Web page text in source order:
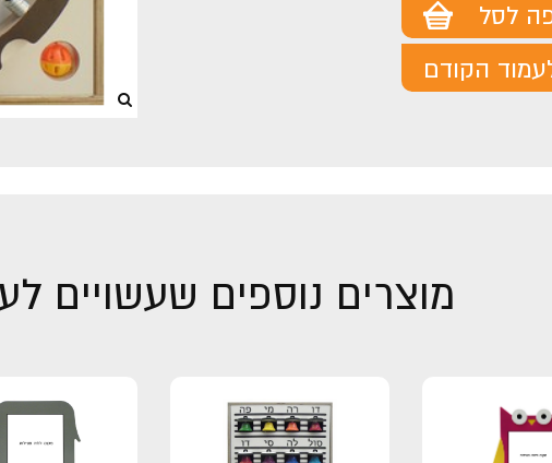
לסל
הקודם
מוצרים נוספים שעשויים